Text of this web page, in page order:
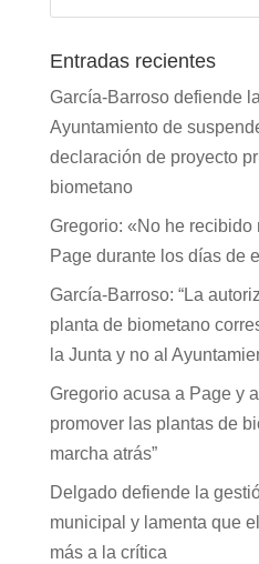
Entradas recientes
García-Barroso defiende
Ayuntamiento de
declaración de proyecto
biometano
Gregorio: «No he
Page durante los días de
García-Barroso: “La
planta de biometano
la Junta y no al
Gregorio acusa a Page y
promover las plantas de
marcha atrás”
Delgado defiende la
municipal y lamenta que
más a la crítica